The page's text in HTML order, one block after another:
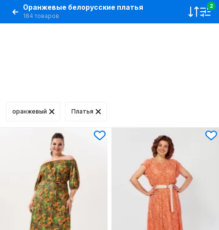
Оранжевые белорусские платья
184 товаров
2
оранжевый Платья